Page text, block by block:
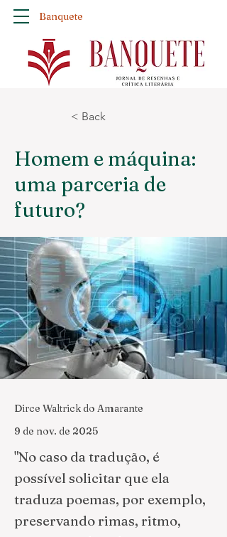
Banquete
< Back
Homem e máquina:
uma parceria de
futuro?
Dirce Waltrick do Amarante
9 de nov. de 2025
"No caso da tradução, é
possível solicitar que ela
traduza poemas, por exemplo,
preservando rimas, ritmo,